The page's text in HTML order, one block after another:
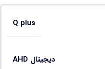
Q plus
دیجیتال AHD